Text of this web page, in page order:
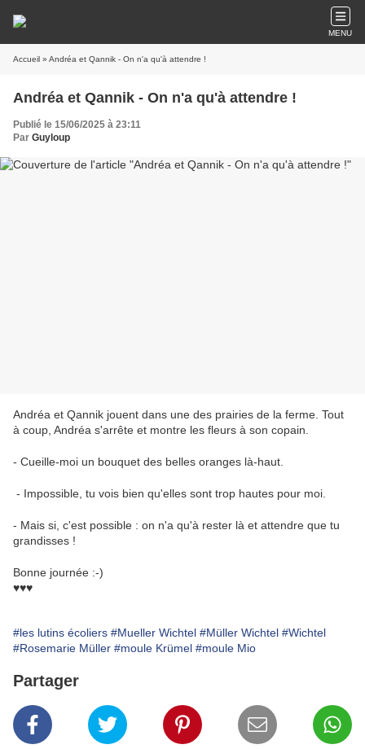
MENU
Accueil » Andréa et Qannik - On n'a qu'à attendre !
Andréa et Qannik - On n'a qu'à attendre !
Publié le 15/06/2025 à 23:11
Par Guyloup
Andréa et Qannik jouent dans une des prairies de la ferme. Tout
à coup, Andréa s'arrête et montre les fleurs à son copain.
- Cueille-moi un bouquet des belles oranges là-haut.
- Impossible, tu vois bien qu'elles sont trop hautes pour moi.
- Mais si, c'est possible : on n'a qu'à rester là et attendre que tu
grandisses !
Bonne journée :-)
♥♥♥
#les lutins écoliers #Mueller Wichtel #Müller Wichtel #Wichtel
#Rosemarie Müller #moule Krümel #moule Mio
Partager